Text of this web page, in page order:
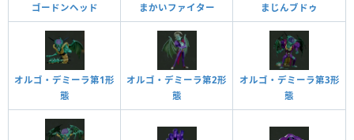
ゴードンヘッド まかいファイター まじんブドゥ
オルゴ・デミーラ第1形
態
オルゴ・デミーラ第2形
態
オルゴ・デミーラ第3形
態